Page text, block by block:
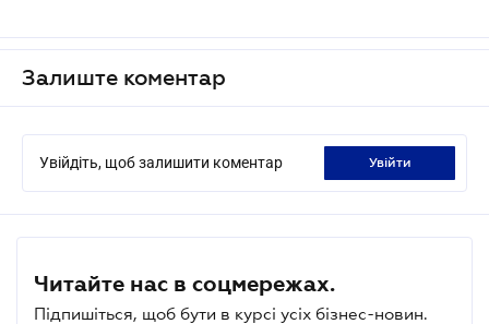
Залиште коментар
Увійдіть, щоб залишити коментар увійти
Читайте нас в соцмережах.
Підпишіться, щоб бути в курсі усіх бізнес-новин.